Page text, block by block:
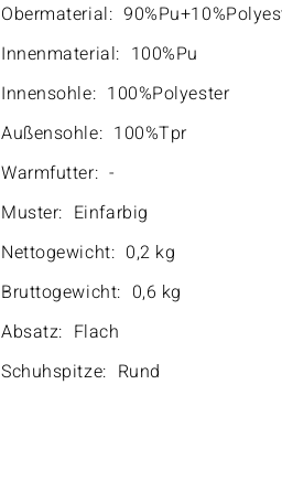
Obermaterial:
Innenmaterial: 100%Pu
Innensohle: 100%Polyester
Außensohle: 100%Tpr
Warmfutter: -
Muster: Einfarbig
Nettogewicht: 0,2 kg
Bruttogewicht: 0,6 kg
Absatz: Flach
Schuhspitze: Rund